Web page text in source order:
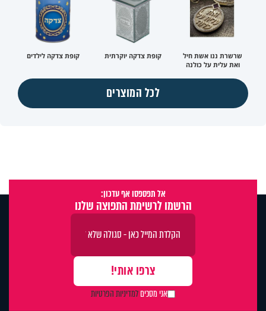
שרשרת ננו אשת חיל
ואת עלית על כולנה
קופת צדקה יוקרתית קופת צדקה לילדים
לכל המוצרים
אל תפספסו אף עדכון:
הרשמו לרשימת התפוצה שלנו
אני מסכיםלמדיניות הפרטיות